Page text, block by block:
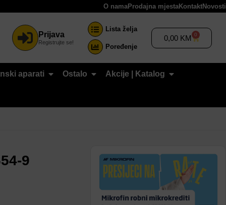
O nama Prodajna mjesta KontaktNovosti
Prijava
Registrujte se!
Lista želja
Poređenje
0,00 KM 0
aparati Ostalo Akcije | Katalog
9